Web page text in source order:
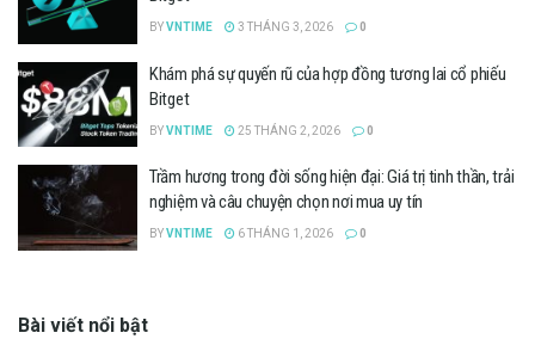
BYVNTIME 3 THÁNG 3, 2026 0
Khám phá sự quyến rũ của hợp đồng tương lai cổ phiếu
Bitget
BYVNTIME 25 THÁNG 2, 2026 0
Trầm hương trong đời sống hiện đại: Giá trị tinh thần, trải
nghiệm và câu chuyện chọn nơi mua uy tín
BYVNTIME 6 THÁNG 1, 2026 0
Bài viết nổi bật